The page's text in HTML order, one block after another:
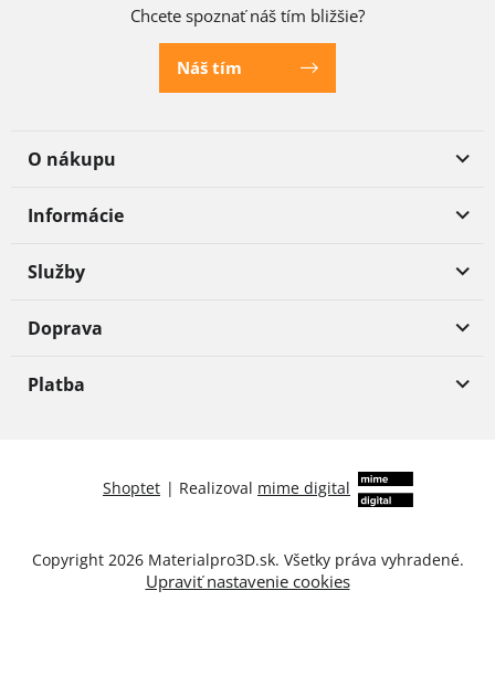
Chcete spoznať náš tím bližšie?
Náš tím
O nákupu
Informácie
Služby
Doprava
Platba
Shoptet | Realizoval mime digital
Copyright 2026 Materialpro3D.sk. Všetky práva vyhradené.
Upraviť nastavenie cookies